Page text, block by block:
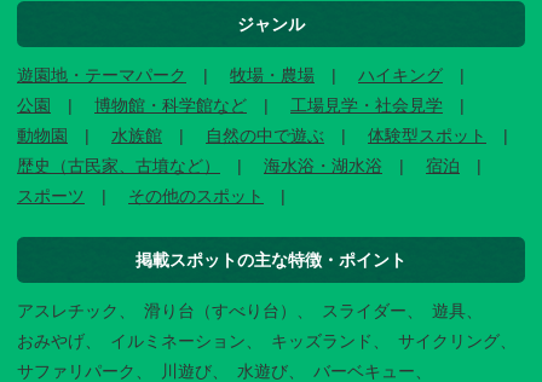
ジャンル
遊園地・テーマパーク 牧場・農場
ハイキング
公園
博物館・科学館など
工場見学・社会見学
動物園
水族館 自然の中で遊ぶ
体験型スポット
歴史（古民家、古墳など）
海水浴・湖水浴
宿泊
スポーツ
その他のスポット
掲載スポットの主な特徴・ポイント
アスレチック 滑り台（すべり台） スライダー
遊具
おみやげ
イルミネーション キッズランド
サイクリング
サファリパーク
川遊び 水遊び
バーベキュー